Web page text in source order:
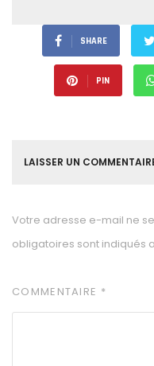
SHARE
PIN
LAISSER UN
Votre adresse e-mail ne
obligatoires sont indiqués
COMMENTAIRE *